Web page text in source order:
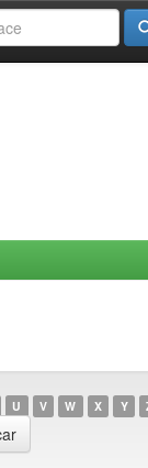
U V W X Y